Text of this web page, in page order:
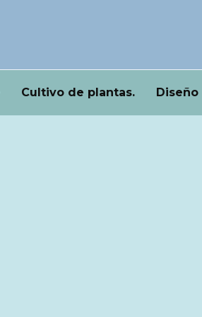
Cultivo de plantas. Diseño